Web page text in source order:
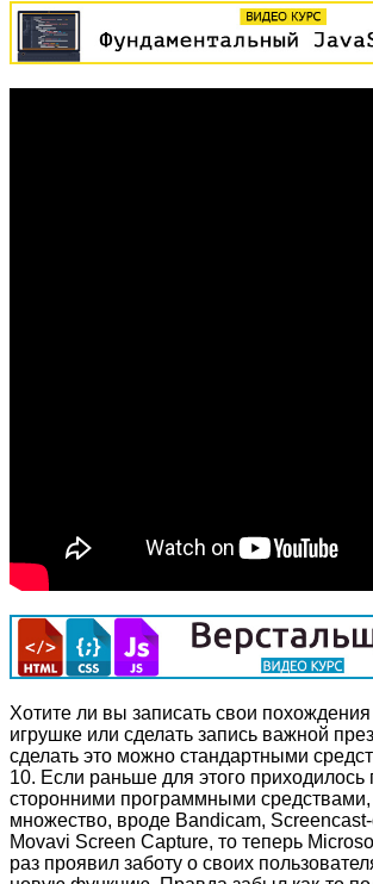
Хотите ли вы записать свои
игрушке или сделать запись важной
сделать это можно стандартными
10. Если раньше для этого приходилось
сторонними программными средствами,
множество, вроде Bandicam,
Movavi Screen Capture, то теперь
раз проявил заботу о своих